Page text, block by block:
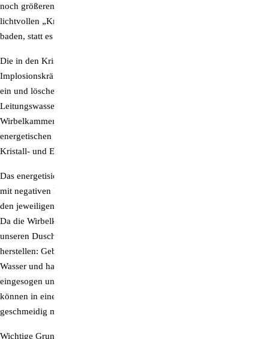
noch größeren energetischen Nutzen aus dem verwirbelten und
lichtvollen „Kristallwasser“ ziehen, wenn sie auch darin duschen oder
baden, statt es nur zu trinken.
Die in den Kristall-Wirbelkammern erzeugten enormen
Implosionskräfte wirbeln bis zu 30 Prozent mehr Sauerstoff ins Wasser
ein und löschen gleichzeitig die Schadstoff-Informationen des
Leitungswassers, während das Wasser belebt wird. Das durch die
Wirbelkammern gemeinsam aufgebaute Torus-Energiefeld schafft einen
energetischen Resonanzraum, der die Schwingungsübertragung der
Kristall- und Edelmetallqualitäten auf das Wasser verstärkt.
Das energetisierte Duschwasser reinigt die Haut porentief, schafft ein
mit negativen Ionen aufgeladenes Raumklima und beschenkt uns mit
den jeweiligen Qualitäten der verwendeten Kristalle und Edelmetalle.
Da die Wirbelkammern einen starken Sog erzeugen, kann man mit
unseren Duschen ganz einfach
herstellen: Geben Sie einfach ein paar Tropfen natürliches Pflegeöl ins
Wasser und halten Sie die Duschbrause darüber. So wird das Öl
eingesogen und hauchfein mit dem Badewasser verwirbelt – und sie
können in eine Wohlfühloase eintauchen, die Ihre Haut samtweich und
geschmeidig macht!
Wichtige Grundinformationen zur Aquadea-Wirbeltechnologie finden